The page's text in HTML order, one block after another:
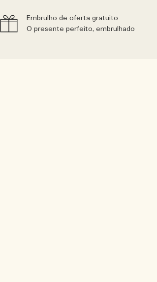
Embrulho de oferta gratuito
O presente perfeito, embrulhado